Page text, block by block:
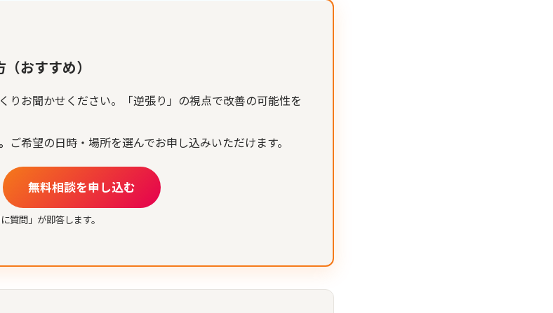
おすすめ）
りお聞かせください。「逆張り」の視点で改善の可能性を
ご希望の日時・場所を選んでお申し込みいただけます。
無料相談を申し込む
質問」が即答します。